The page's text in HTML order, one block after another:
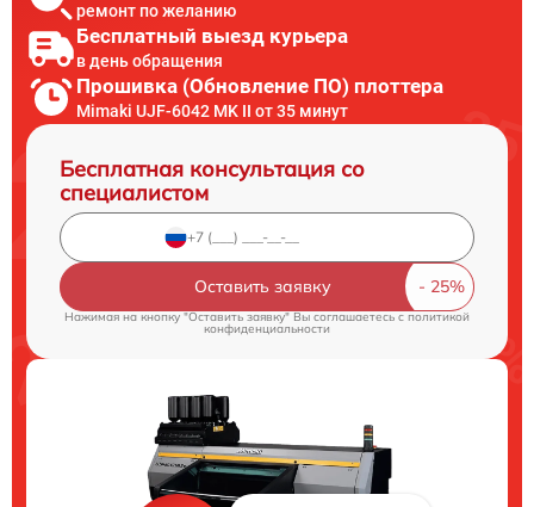
ремонт по желанию
Бесплатный выезд курьера
в день обращения
Прошивка (Обновление ПО) плоттера
Mimaki UJF-6042 MK II от 35 минут
Бесплатная консультация со
специалистом
Оставить заявку
Нажимая на кнопку "Оставить заявку" Вы соглашаетесь cполитикой
конфиденциальности